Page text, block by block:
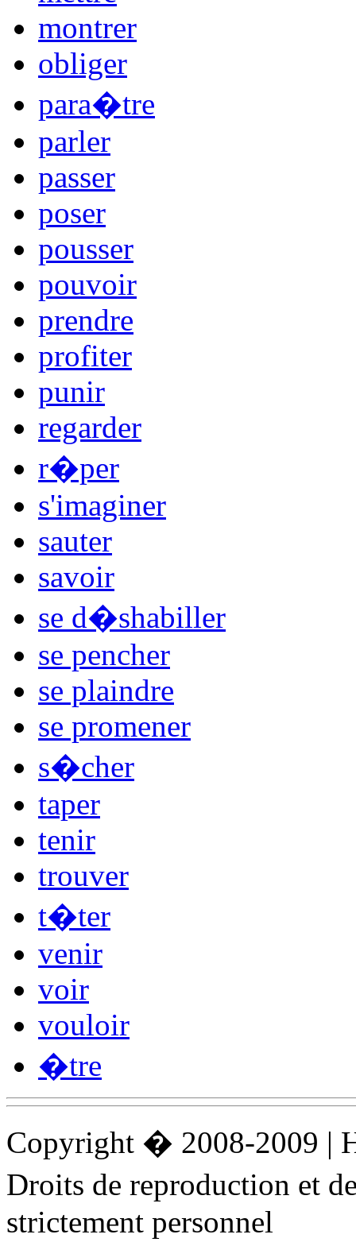
montrer
obliger
para�tre
parler
passer
poser
pousser
pouvoir
prendre
profiter
punir
regarder
r�per
s'imaginer
sauter
savoir
se d�shabiller
se pencher
se plaindre
se promener
s�cher
taper
tenir
trouver
t�ter
venir
voir
vouloir
�tre
Copyright � 2008-2009 |
Droits de reproduction et
strictement personnel